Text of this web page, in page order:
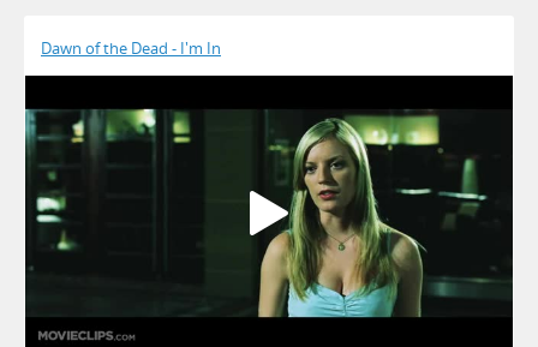
Dawn of the Dead - I'm In